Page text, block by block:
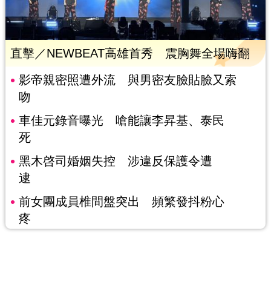
直擊／NEWBEAT高雄首秀 震胸舞全場嗨翻
影帝親密照遭外流 與男密友臉貼臉又索
吻
車佳元錄音曝光 嗆能讓李昇基、泰民
死
黑木啓司婚姻失控 涉違反保護令遭
逮
前女團成員椎間盤突出 頻繁發抖粉心
疼